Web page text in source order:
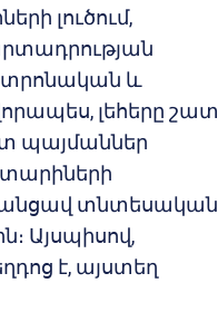
լուծում,
և
լեհերը շատ
պայմաններ
տարիների
անցավ տնտեսական
Այսպիսով,
է, այստեղ